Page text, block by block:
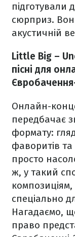
підготували
сюрприз.
акустичній
Little Big –
пісні для
Онлайн-
передбачає
формату:
фаворитів
просто
ж, у такий
спеціально
Нагадаємо,
право